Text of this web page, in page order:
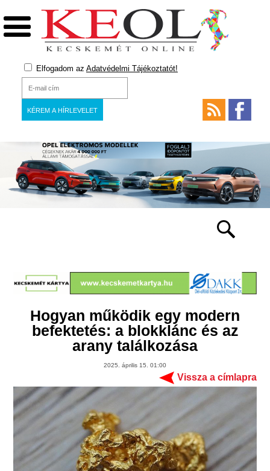
Elfogadom az Adatvédelmi Tájékoztatót!
Hogyan működik egy modern
befektetés: a blokklánc és az
arany találkozása
2025. április 15. 01:00
Vissza a címlapra